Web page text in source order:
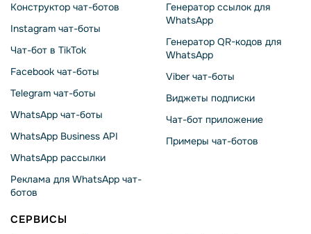
Конструктор чат-ботов
Instagram чат-боты
Чат-бот в TikTok
Facebook чат-боты
Telegram чат-боты
WhatsApp чат-боты
WhatsApp Business API
WhatsApp рассылки
Реклама для WhatsApp чат-
ботов
Генератор ссылок для
WhatsApp
Генератор QR-кодов для
WhatsApp
Viber чат-боты
Виджеты подписки
Чат-бот приложение
Примеры чат-ботов
СЕРВИСЫ